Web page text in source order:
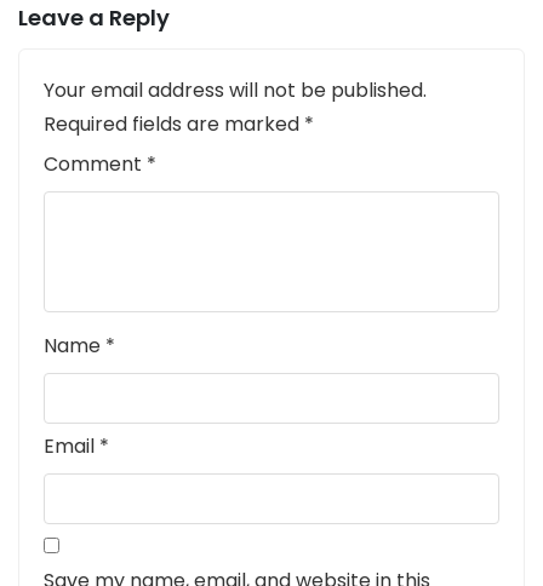
Leave a Reply
Your email address will not be published.
Required fields are marked *
Comment *
Name *
Email *
Save my name, email, and website in this